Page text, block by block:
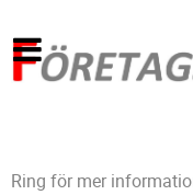
Ring för mer